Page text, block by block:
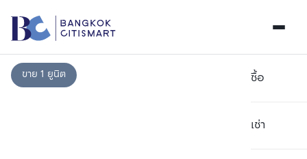
ซื้อ
เช่า
ขาย 1 ยูนิต